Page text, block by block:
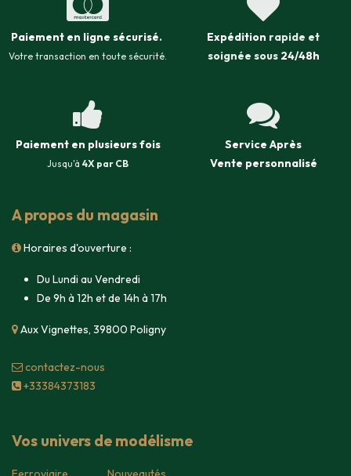
Paiement en ligne sécurisé.
Votre transaction en toute sécurité.
Expédition rapide et
soignée sous 24/48h
Paiement en plusieurs fois
Jusqu'à 4X par CB
Service Après
Vente personnalisé
A propos du magasin
Horaires d'ouverture :
Du Lundi au Vendredi
De 9h à 12h et de 14h à 17h
Aux Vignettes, 39800 Poligny
contacte​z-nous
+33384373183
Vos univers de modélisme